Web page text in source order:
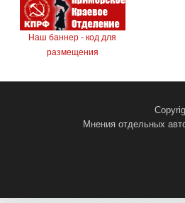
Наш баннер - код для
размещения
Мнения отдельных